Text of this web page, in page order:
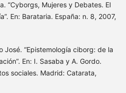
“Cyborgs, Mujeres y Debates. El
En: Barataria. España: n. 8, 2007,
José. “Epistemología ciborg: de la
En: I. Sasaba y A. Gordo.
sociales. Madrid: Catarata,